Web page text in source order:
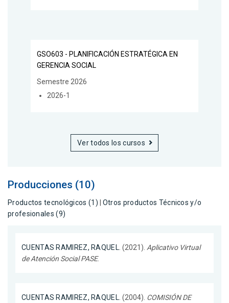
GSO603 - PLANIFICACIÓN ESTRATÉGICA EN
GERENCIA SOCIAL
Semestre 2026
2026-1
Ver todos los cursos
Producciones (10)
Productos tecnológicos (1)
Otros productos Técnicos y/o
profesionales (9)
CUENTAS RAMIREZ, RAQUEL . (2021). Aplicativo Virtual
de Atención Social PASE.
CUENTAS RAMIREZ, RAQUEL . (2004). COMISIÓN DE